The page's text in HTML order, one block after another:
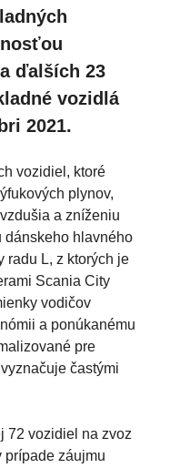
ďalších 23
vozidlá
2021.
vozidiel, ktoré
plynov,
a zníženiu
dánskeho hlavného
radu L, z ktorých je
Scania City
vodičov
a ponúkanému
pre
častými
72 vozidiel na zvoz
prípade záujmu